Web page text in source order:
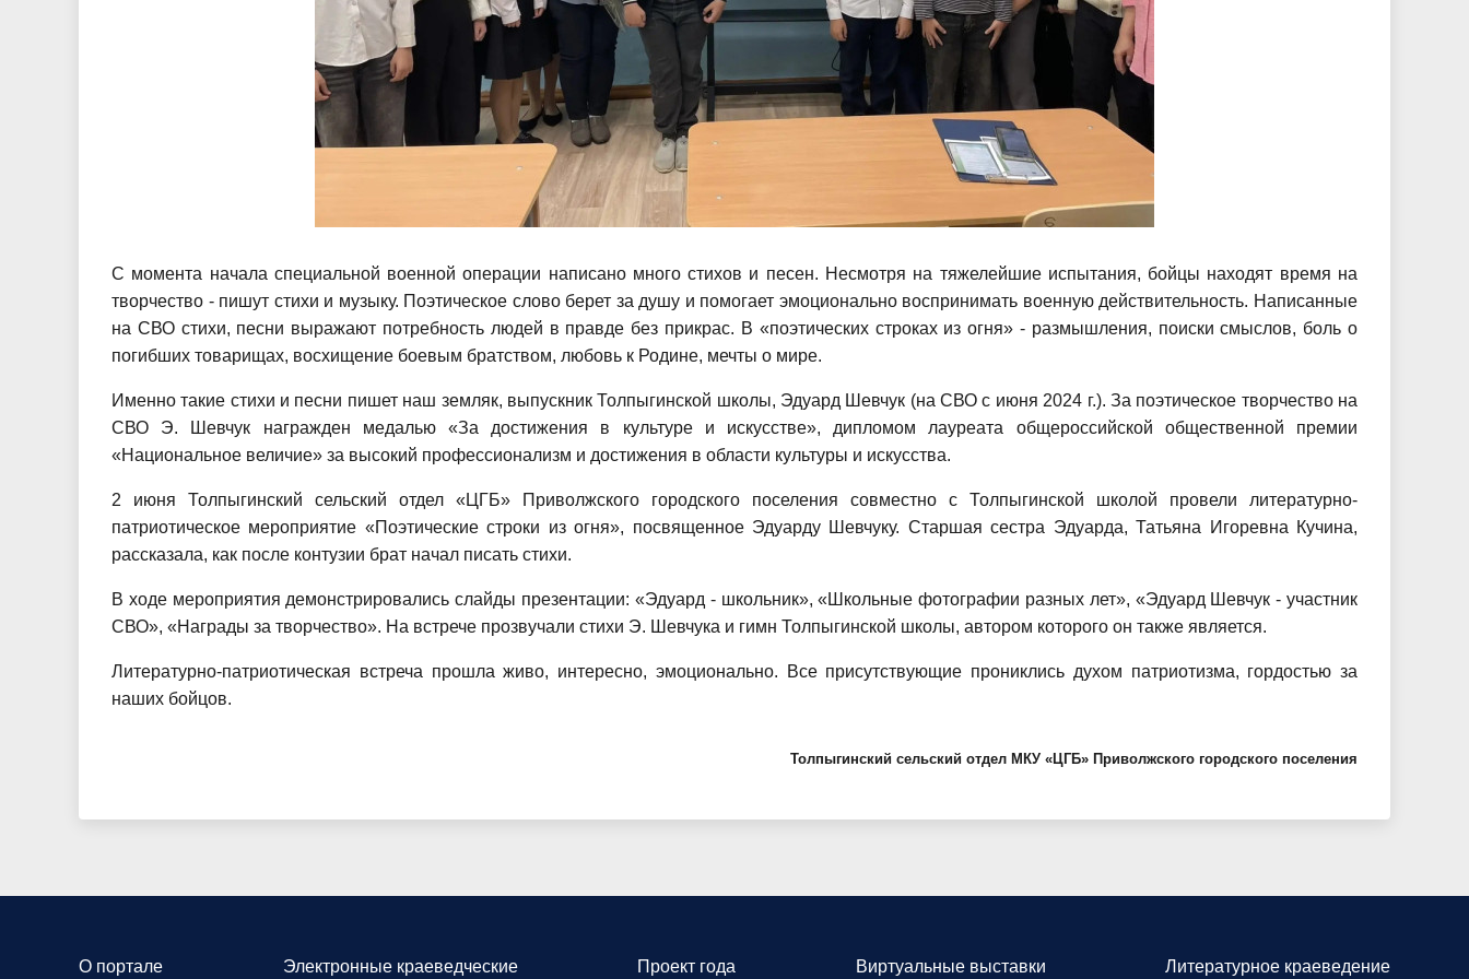
С момента начала специальной военной операции написано много стихов и песен. Несмотря на тяжелейшие испытания, бойцы находят время на
творчество - пишут стихи и музыку. Поэтическое слово берет за душу и помогает эмоционально воспринимать военную действительность. Написанные
на СВО стихи, песни выражают потребность людей в правде без прикрас. В «поэтических строках из огня» - размышления, поиски смыслов, боль о
погибших товарищах, восхищение боевым братством, любовь к Родине, мечты о мире.
Именно такие стихи и песни пишет наш земляк, выпускник Толпыгинской школы, Эдуард Шевчук (на СВО с июня 2024 г.). За поэтическое творчество на
СВО Э. Шевчук награжден медалью «За достижения в культуре и искусстве», дипломом лауреата общероссийской общественной премии
«Национальное величие» за высокий профессионализм и достижения в области культуры и искусства.
2 июня Толпыгинский сельский отдел «ЦГБ» Приволжского городского поселения совместно с Толпыгинской школой провели литературно-
патриотическое мероприятие «Поэтические строки из огня», посвященное Эдуарду Шевчуку. Старшая сестра Эдуарда, Татьяна Игоревна Кучина,
рассказала, как после контузии брат начал писать стихи.
В ходе мероприятия демонстрировались слайды презентации: «Эдуард - школьник», «Школьные фотографии разных лет», «Эдуард Шевчук - участник
СВО», «Награды за творчество». На встрече прозвучали стихи Э. Шевчука и гимн Толпыгинской школы, автором которого он также является.
Литературно-патриотическая встреча прошла живо, интересно, эмоционально. Все присутствующие прониклись духом патриотизма, гордостью за
наших бойцов.
Толпыгинский сельский отдел МКУ «ЦГБ» Приволжского городского поселения
О портале
Электронные краеведческие
Проект года Виртуальные выставки
Литературное краеведение